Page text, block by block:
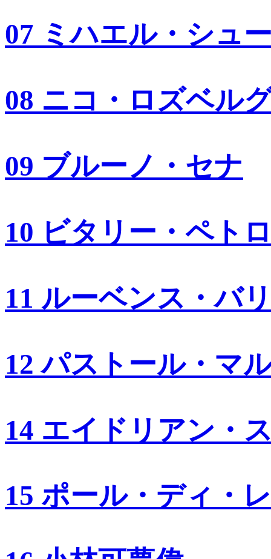
07 ミハエル・シュ
08 ニコ・ロズベル
09 ブルーノ・セナ
10 ビタリー・ペト
11 ルーベンス・バ
12 パストール・マ
14 エイドリアン・
15 ポール・ディ・